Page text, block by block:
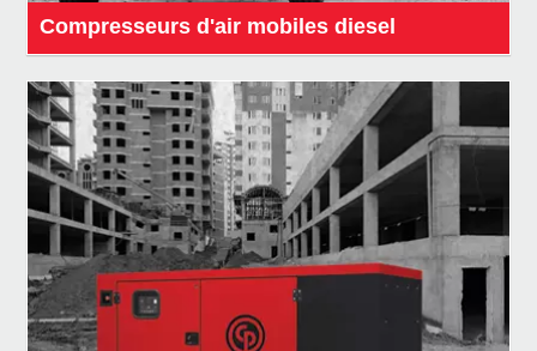
Compresseurs d'air mobiles diesel